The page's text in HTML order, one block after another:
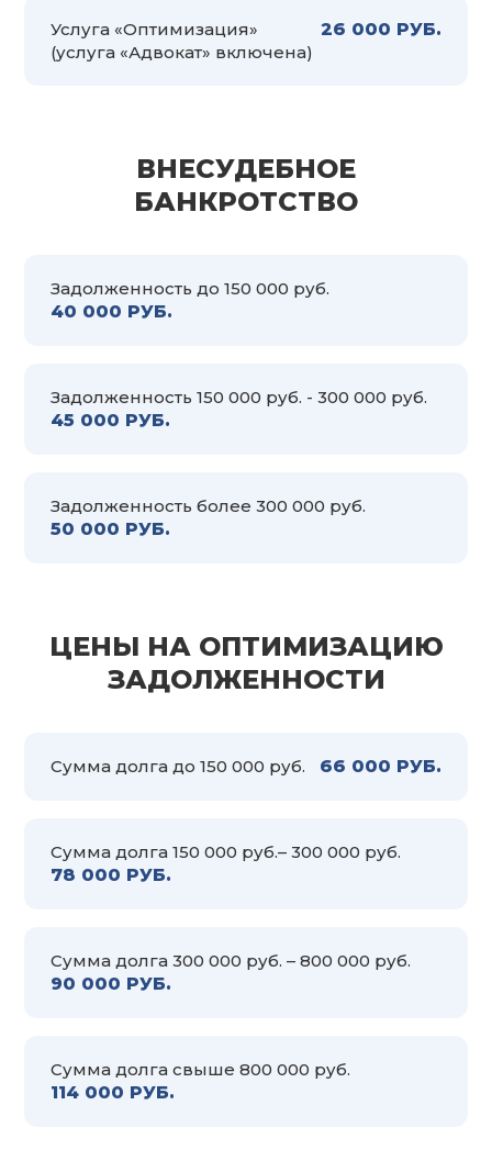
Услуга «Оптимизация»
(услуга «Адвокат» включена)
26 000 РУБ.
ВНЕСУДЕБНОЕ
БАНКРОТСТВО
Задолженность до 150 000 руб.
40 000 РУБ.
Задолженность 150 000 руб. - 300 000 руб.
45 000 РУБ.
Задолженность более 300 000 руб.
50 000 РУБ.
ЦЕНЫ НА ОПТИМИЗАЦИЮ
ЗАДОЛЖЕННОСТИ
Сумма долга до 150 000 руб. 66 000 РУБ.
Сумма долга 150 000 руб.– 300 000 руб.
78 000 РУБ.
Сумма долга 300 000 руб. – 800 000 руб.
90 000 РУБ.
Сумма долга свыше 800 000 руб.
114 000 РУБ.